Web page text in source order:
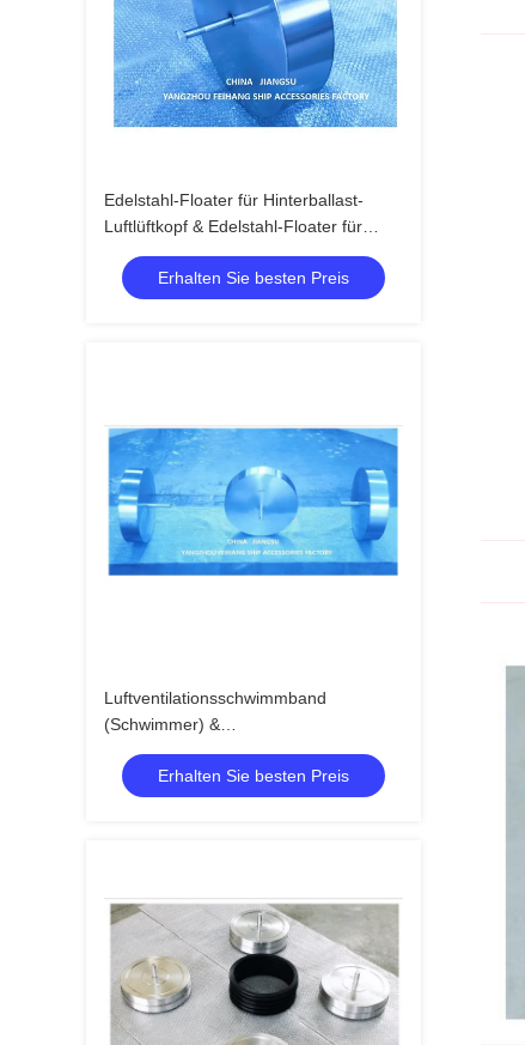
Edelstahl-Floater für Hinterballast-
Luftlüftkopf & Edelstahl-Floater für
Hinterballast-Luftlüftkopf
Erhalten Sie besten Preis
Luftventilationsschwimmband
(Schwimmer) &
Luftventilationsschwimmband &
Luftventilationsschwimmband &
Luftventilationsschwimmband
Erhalten Sie besten Preis